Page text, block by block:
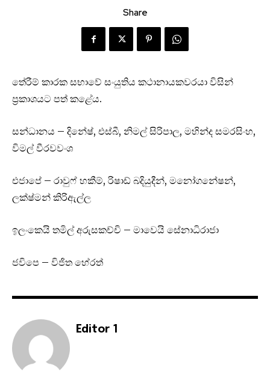
Share
තේරීම් කාරක සභාවේ සංයුතිය කථානායකවරයා විසින්
ප්‍රකාශයට පත් කළේය.
සන්ධානය – දිනේෂ්, එස්බී, නිමල් සිරිපාල, මහින්ද සමරසිංහ,
විමල් වීරවවංශ
එජාපේ – රාවුෆ් හකීම්, රිෂාඩ් බදියුදීන්, මනෝගනේෂන්,
ලක්ෂ්මන් කිරිඇල්ල
ඉලංකෙයි තමිල් අරුසකච්චි – මාවෙයි සේනාධිරාජා
ජවිපෙ – විජිත හේරත්
Editor 1